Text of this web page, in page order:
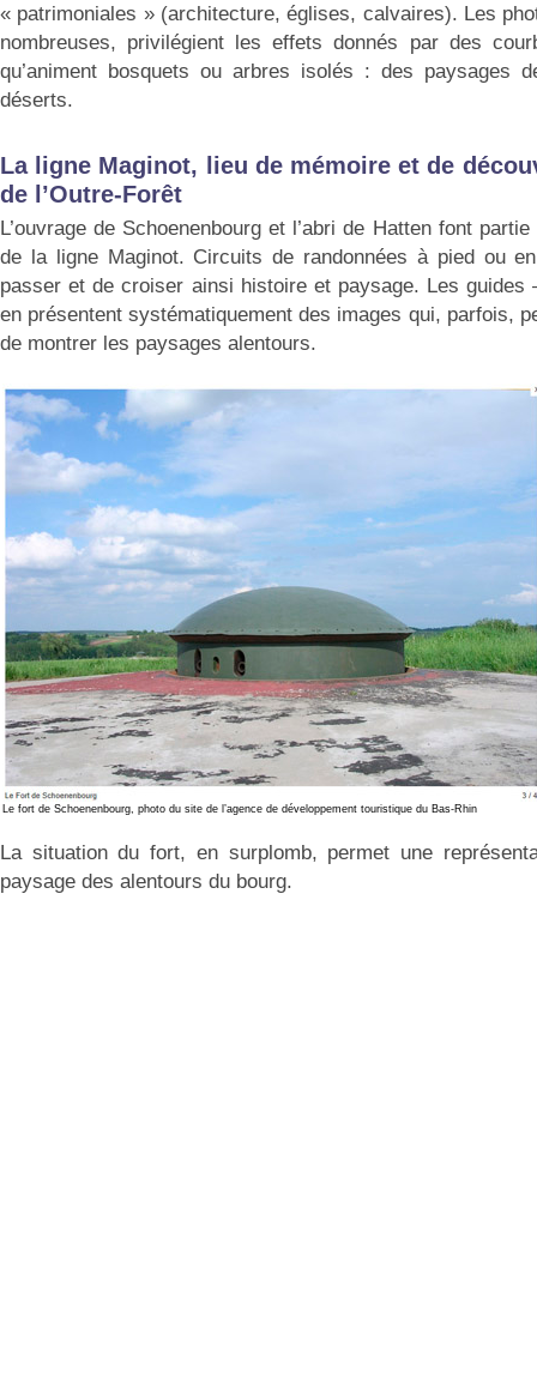
« patrimoniales » (architecture, églises, calvaires). Les
nombreuses, privilégient les effets donnés par des
qu’animent bosquets ou arbres isolés : des paysages
déserts.
La ligne Maginot, lieu de mémoire et de
de l’Outre-Forêt
L’ouvrage de Schoenenbourg et l’abri de Hatten font
de la ligne Maginot. Circuits de randonnées à pied ou
passer et de croiser ainsi histoire et paysage. Les guides
en présentent systématiquement des images qui, parfois,
de montrer les paysages alentours.
Le fort de Schoenenbourg, photo du site de l’agence de développement touristique du Bas-Rhin
La situation du fort, en surplomb, permet une
paysage des alentours du bourg.